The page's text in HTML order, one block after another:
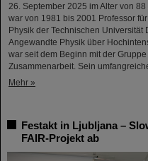
26. September 2025 im Alter von
war von 1981 bis 2001 Professor
Physik der Technischen Universität
Angewandte Physik über
war seit dem Beginn mit der
Zusammenarbeit. Sein
Mehr »
Festakt in Ljubljana –
FAIR-Projekt ab